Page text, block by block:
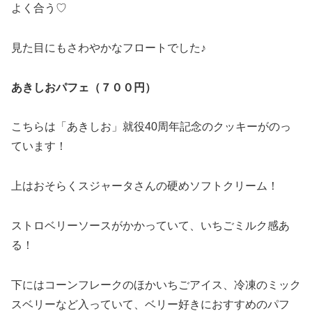
よく合う♡
見た目にもさわやかなフロートでした♪
あきしおパフェ（７００円）
こちらは「あきしお」就役40周年記念のクッキーがのっ
ています！
上はおそらくスジャータさんの硬めソフトクリーム！
ストロベリーソースがかかっていて、いちごミルク感あ
る！
下にはコーンフレークのほかいちごアイス、冷凍のミック
スベリーなど入っていて、ベリー好きにおすすめのパフ